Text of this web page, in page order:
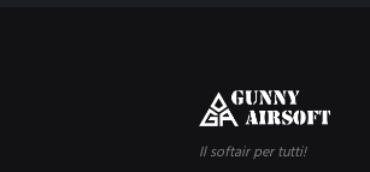
Il softair per tutti!